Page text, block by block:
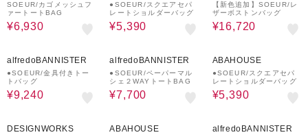
SOEUR/カゴメッシュフ
ァートートBAG
¥6,930
●SOEUR/スクエアセパ
レートショルダーバッグ
¥5,390
【新色追加】SOEUR/レ
ザーボストンバッグ
¥16,720
alfredoBANNISTER
●SOEUR/金具付きトー
トバッグ
¥9,240
alfredoBANNISTER
●SOEUR/ペーパーマル
シェ２WAYトートBAG
¥7,700
ABAHOUSE
●SOEUR/スクエアセパ
レートショルダーバッグ
¥5,390
DESIGNWORKS ABAHOUSE alfredoBANNISTER